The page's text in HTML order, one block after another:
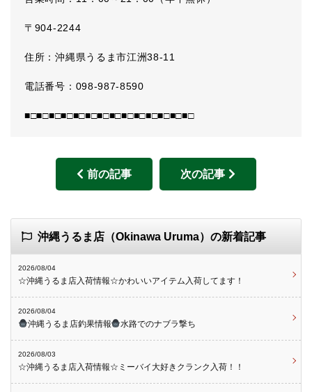
〒904-2244
住所：沖縄県うるま市江洲38-11
電話番号：098-987-8590
■□■□■□■□■□■□■□■□■□■□■□■□■□■□
前の記事 次の記事
沖縄うるま店（Okinawa Uruma）の新着記事
2026/08/04
☆沖縄うるま店入荷情報☆かわいいアイテム入荷してます！
2026/08/04
沖縄うるま店釣果情報 水路でのナブラ撃ち
2026/08/03
☆沖縄うるま店入荷情報☆ミーバイ大好きクランク入荷！！